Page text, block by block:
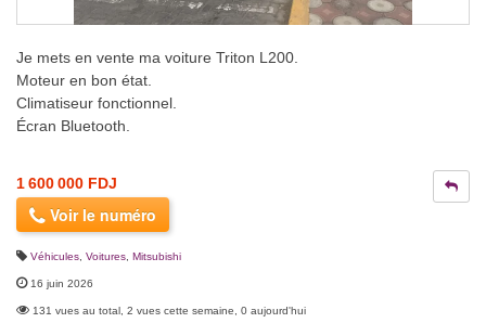
Je mets en vente ma voiture Triton L200.
Moteur en bon état.
Climatiseur fonctionnel.
Écran Bluetooth.
1 600 000 FDJ
Voir le numéro
Véhicules Voitures Mitsubishi
16 juin 2026
131 vues au total, 2 vues cette semaine, 0 aujourd'hui